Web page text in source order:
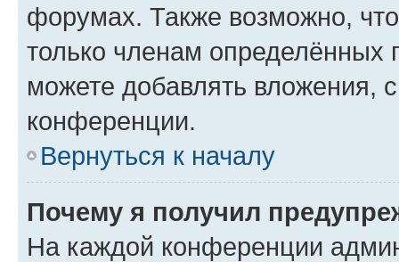
форумах. Также возможно,
только членам определённых
можете добавлять вложения,
конференции.
Вернуться к началу
Почему я получил
На каждой конференции